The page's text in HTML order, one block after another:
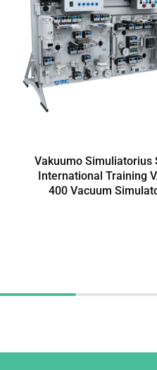
Vakuumo Simuliatorius
International Training
400 Vacuum